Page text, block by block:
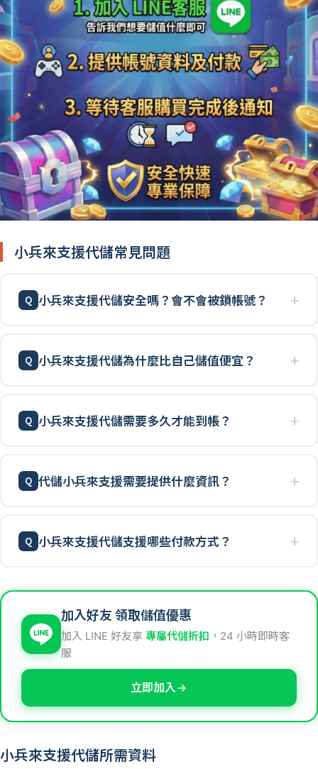
小兵來支援代儲常見問題
小兵來支援代儲安全嗎？會不會被鎖帳號？
小兵來支援代儲為什麼比自己儲值便宜？
小兵來支援代儲需要多久才能到帳？
代儲小兵來支援需要提供什麼資訊？
小兵來支援代儲支援哪些付款方式？
加入好友 領取儲值優惠
加入 LINE 好友享 專屬代儲折扣 ，24 小時即時客
服
立即加入
小兵來支援代儲所需資料